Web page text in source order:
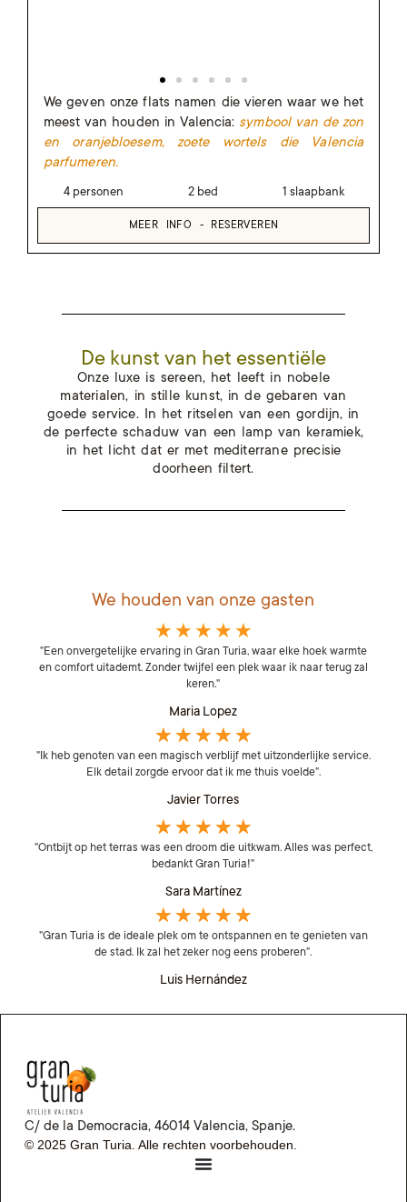
We geven onze flats namen die vieren waar we het
meest van houden in Valencia: symbool van de zon
en oranjebloesem, zoete wortels die Valencia
parfumeren.
4 personen 2 bed 1 slaapbank
MEER INFO - RESERVEREN
De kunst van het essentiële
Onze luxe is sereen, het leeft in nobele
materialen, in stille kunst, in de gebaren van
goede service.
In het ritselen van een gordijn, in
de perfecte schaduw van een lamp van keramiek,
in het licht dat er met mediterrane precisie
doorheen filtert.
We houden van onze gasten
★ ★ ★ ★ ★
"Een onvergetelijke ervaring in Gran Turia, waar elke hoek warmte
en comfort uitademt. Zonder twijfel een plek waar ik naar terug zal
keren."
Maria Lopez
★ ★ ★ ★ ★
"Ik heb genoten van een magisch verblijf met uitzonderlijke service.
Elk detail zorgde ervoor dat ik me thuis voelde".
Javier Torres
★ ★ ★ ★ ★
"Ontbijt op het terras was een droom die uitkwam. Alles was perfect,
bedankt Gran Turia!"
Sara Martínez
★ ★ ★ ★ ★
"Gran Turia is de ideale plek om te ontspannen en te genieten van
de stad. Ik zal het zeker nog eens proberen".
Luis Hernández
C/ de la Democracia, 46014 Valencia, Spanje.
© 2025 Gran Turia. Alle rechten voorbehouden.